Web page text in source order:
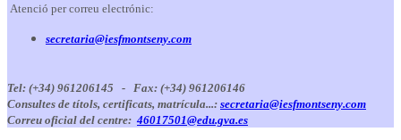
Atenció per correu electrónic:
secretaria@iesfmontseny.com
Tel: (+34) 961206145 -
Fax: (+34) 961206146
Consultes de títols, certificats, matrícula...: secretaria@iesfmontseny.com
Correu oficial del centre: 46017501@edu.gva.es